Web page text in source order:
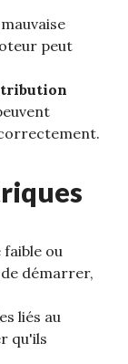
peut
ou
démarrer‚
liés au
qu'ils